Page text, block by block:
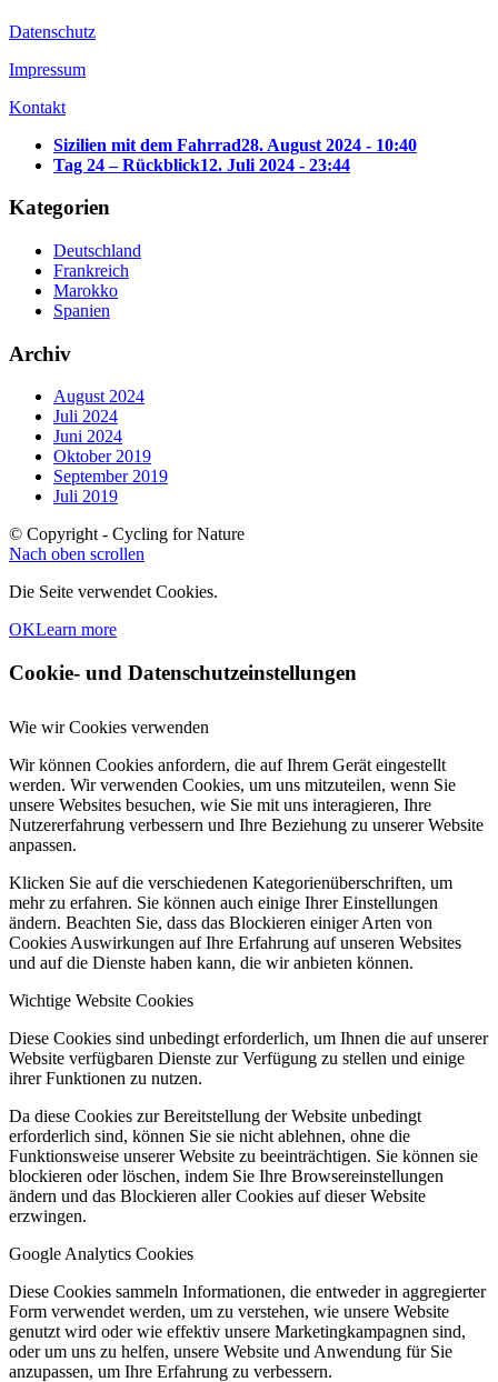
Datenschutz
Impressum
Kontakt
Sizilien mit dem Fahrrad28. August 2024 - 10:40
Tag 24 – Rückblick12. Juli 2024 - 23:44
Kategorien
Deutschland
Frankreich
Marokko
Spanien
Archiv
August 2024
Juli 2024
Juni 2024
Oktober 2019
September 2019
Juli 2019
© Copyright - Cycling for Nature
Nach oben scrollen
Die Seite verwendet Cookies.
OKLearn more
Cookie- und Datenschutzeinstellungen
Wie wir Cookies verwenden
Wir können Cookies anfordern, die auf Ihrem Gerät eingestellt
werden. Wir verwenden Cookies, um uns mitzuteilen, wenn Sie
unsere Websites besuchen, wie Sie mit uns interagieren, Ihre
Nutzererfahrung verbessern und Ihre Beziehung zu unserer Website
anpassen.
Klicken Sie auf die verschiedenen Kategorienüberschriften, um
mehr zu erfahren. Sie können auch einige Ihrer Einstellungen
ändern. Beachten Sie, dass das Blockieren einiger Arten von
Cookies Auswirkungen auf Ihre Erfahrung auf unseren Websites
und auf die Dienste haben kann, die wir anbieten können.
Wichtige Website Cookies
Diese Cookies sind unbedingt erforderlich, um Ihnen die auf unserer
Website verfügbaren Dienste zur Verfügung zu stellen und einige
ihrer Funktionen zu nutzen.
Da diese Cookies zur Bereitstellung der Website unbedingt
erforderlich sind, können Sie sie nicht ablehnen, ohne die
Funktionsweise unserer Website zu beeinträchtigen. Sie können sie
blockieren oder löschen, indem Sie Ihre Browsereinstellungen
ändern und das Blockieren aller Cookies auf dieser Website
erzwingen.
Google Analytics Cookies
Diese Cookies sammeln Informationen, die entweder in aggregierter
Form verwendet werden, um zu verstehen, wie unsere Website
genutzt wird oder wie effektiv unsere Marketingkampagnen sind,
oder um uns zu helfen, unsere Website und Anwendung für Sie
anzupassen, um Ihre Erfahrung zu verbessern.